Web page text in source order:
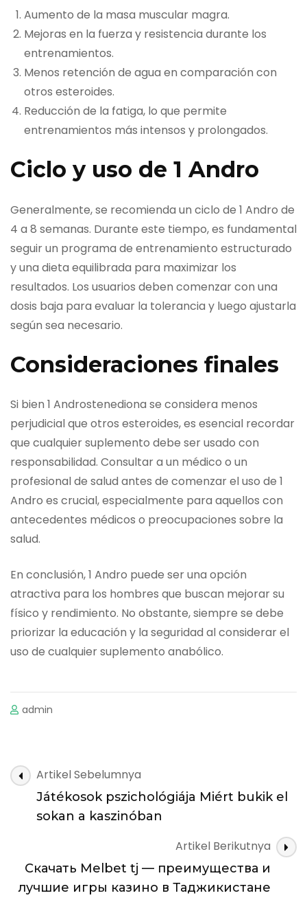
Aumento de la masa muscular magra.
Mejoras en la fuerza y resistencia durante los
entrenamientos.
Menos retención de agua en comparación con
otros esteroides.
Reducción de la fatiga, lo que permite
entrenamientos más intensos y prolongados.
Ciclo y uso de 1 Andro
Generalmente, se recomienda un ciclo de 1 Andro de
4 a 8 semanas. Durante este tiempo, es fundamental
seguir un programa de entrenamiento estructurado
y una dieta equilibrada para maximizar los
resultados. Los usuarios deben comenzar con una
dosis baja para evaluar la tolerancia y luego ajustarla
según sea necesario.
Consideraciones finales
Si bien 1 Androstenediona se considera menos
perjudicial que otros esteroides, es esencial recordar
que cualquier suplemento debe ser usado con
responsabilidad. Consultar a un médico o un
profesional de salud antes de comenzar el uso de 1
Andro es crucial, especialmente para aquellos con
antecedentes médicos o preocupaciones sobre la
salud.
En conclusión, 1 Andro puede ser una opción
atractiva para los hombres que buscan mejorar su
físico y rendimiento. No obstante, siempre se debe
priorizar la educación y la seguridad al considerar el
uso de cualquier suplemento anabólico.
admin
Navigasi
Artikel
Artikel Sebelumnya
Játékosok pszichológiája Miért bukik el
sokan a kaszinóban
Artikel Berikutnya
Скачать Melbet tj — преимущества и
лучшие игры казино в Таджикистане